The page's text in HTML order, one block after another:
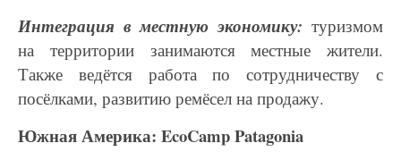
Интеграция в местную экономику: туризмом
на территории занимаются местные жители.
Также ведётся работа по сотрудничеству с
посёлками, развитию ремёсел на продажу.
Южная Америка: EcoCamp Patagonia